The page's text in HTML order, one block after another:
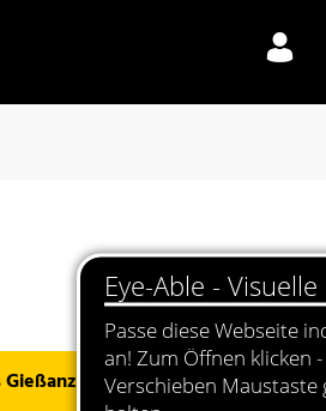
Suchen
Gießanzeiger beim Kauf von PON¹